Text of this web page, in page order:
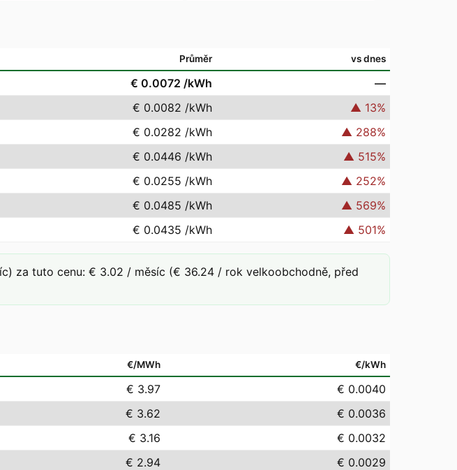
Průměr vs dnes
€ 0.0072 /kWh
—
€ 0.0082 /kWh ▲ 13%
€ 0.0282 /kWh ▲ 288%
€ 0.0446 /kWh ▲ 515%
€ 0.0255 /kWh ▲ 252%
€ 0.0485 /kWh ▲ 569%
€ 0.0435 /kWh ▲ 501%
za tuto cenu: € 3.02 / měsíc (€ 36.24 / rok velkoobchodně, před
€/MWh €/kWh
€ 3.97
€ 0.0040
€ 3.62
€ 0.0036
€ 3.16
€ 0.0032
€ 2.94
€ 0.0029